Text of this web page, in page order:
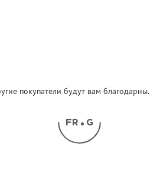
покупатели будут вам благодарны.